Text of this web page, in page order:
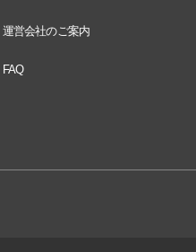
運営会社のご案内
FAQ